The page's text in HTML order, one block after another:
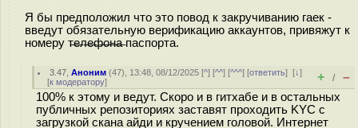
Я бы предположил что это повод к закручиванию гаек -
введут обязательную верификацию аккаунтов, привяжут к
номеру т̶е̶л̶е̶ф̶о̶н̶а̶ паспорта.
3.47 ,Аноним (47), 13:48, 08/12/2025 [^] [^^] [^^^] [ответить][↓]
[к модератору] + / –
100% к этому и ведут. Скоро и в гитхабе и в остальных
публичных репозиториях заставят проходить KYC с
загрузкой скана айди и кручением головой. Интернет